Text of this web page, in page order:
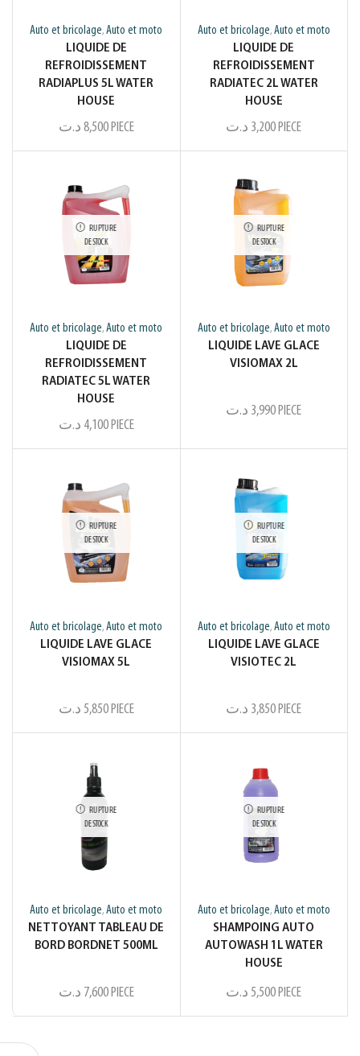
Auto et bricolage,Auto et moto
LIQUIDE DE
REFROIDISSEMENT
RADIAPLUS 5L WATER
HOUSE
8,500 د.ت PIECE
Auto et bricolage, Auto et moto
LIQUIDE DE
REFROIDISSEMENT
RADIATEC 2L WATER
HOUSE
3,200 د.ت PIECE
RUPTURE
DE STOCK
Auto et bricolage,Auto et moto
LIQUIDE DE
REFROIDISSEMENT
RADIATEC 5L WATER
HOUSE
4,100 د.ت PIECE
RUPTURE
DE STOCK
Auto et bricolage, Auto et moto
LIQUIDE LAVE GLACE
VISIOMAX 2L
3,990 د.ت PIECE
RUPTURE
DE STOCK
Auto et bricolage,Auto et moto
LIQUIDE LAVE GLACE
VISIOMAX 5L
5,850 د.ت PIECE
RUPTURE
DE STOCK
Auto et bricolage, Auto et moto
LIQUIDE LAVE GLACE
VISIOTEC 2L
3,850 د.ت PIECE
RUPTURE
DE STOCK
Auto et bricolage,Auto et moto
NETTOYANT TABLEAU DE
BORD BORDNET 500ML
7,600 د.ت PIECE
RUPTURE
DE STOCK
Auto et bricolage, Auto et moto
SHAMPOING AUTO
AUTOWASH 1L WATER
HOUSE
5,500 د.ت PIECE